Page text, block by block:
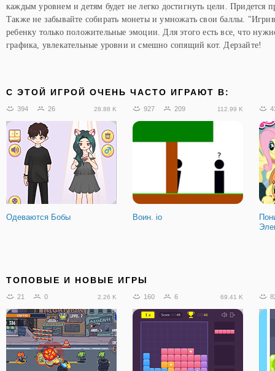
каждым уровнем и детям будет не легко достигнуть цели. Придется
Также не забывайте собирать монеты и умножать свои баллы.
ребенку только положительные эмоции. Для этого есть все, что
графика, увлекательные уровни и смешно сопящий кот. Дерзайте!
C ЭТОЙ ИГРОЙ ОЧЕНЬ ЧАСТО ИГРАЮТ В:
394 26 28.88 K
Одеваются Бобы
927 209 112.99 K
Воин. io
ТОПОВЫЕ И НОВЫЕ ИГРЫ
21 0 2.26 K 160 6 69.41 K